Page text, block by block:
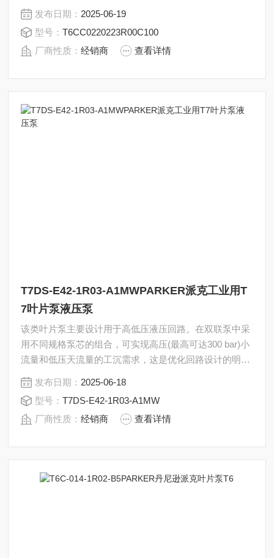
高，由此可以提高生产率，减少发热和降低液压设备的运
行成本
发布日期： 2025-06-19
型号：T6CC0220223R00C100
厂商性质：经销商 查看详情
T7DS-E42-1R03-A1MWPARKER派克工业用T
7叶片泵液压泵
该类叶片泵主要设计用于高低压液压回路。在双联泵中采
用不同规格泵芯的组合，可实现高压(最高可达300 bar)小
流量和低压天流量的工沉需求，这是优化回路设计的明智
方法。PARKER派克工业用T7叶片泵液压泵T7DS-E42-
1R03-A1MW
发布日期： 2025-06-18
型号：T7DS-E42-1R03-A1MW
厂商性质：经销商 查看详情